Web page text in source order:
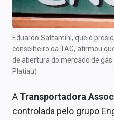
Central de Fundos Imobiliários
Central dos IPOs
Renda Fixa
Finanças Pessoais
Mercados
Eduardo Sattamini, que é
conselheiro da TAG, afirmou
de abertura do mercado de gás
Platiau)
A Transportadora
controlada pelo grupo